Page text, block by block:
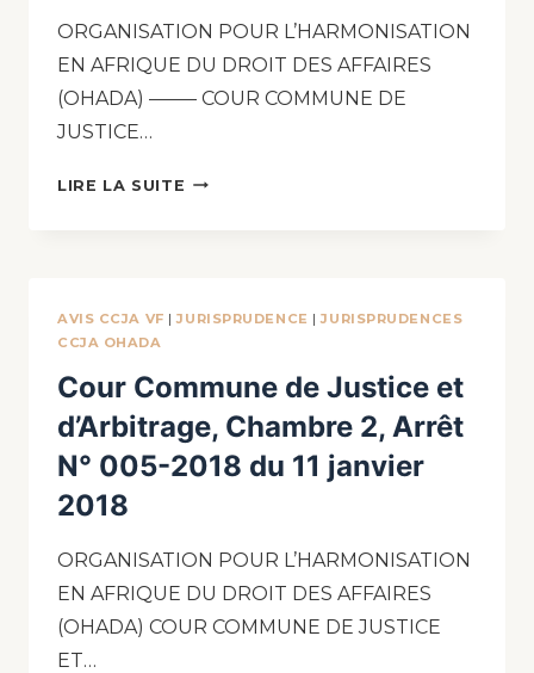
ORGANISATION POUR L’HARMONISATION
EN AFRIQUE DU DROIT DES AFFAIRES
(OHADA) ——– COUR COMMUNE DE
JUSTICE…
LIRE LA SUITE
AVIS CCJA VF |JURISPRUDENCE |JURISPRUDENCES
CCJA OHADA
Cour Commune de Justice et
d’Arbitrage, Chambre 2, Arrêt
N° 005-2018 du 11 janvier
2018
ORGANISATION POUR L’HARMONISATION
EN AFRIQUE DU DROIT DES AFFAIRES
(OHADA) COUR COMMUNE DE JUSTICE
ET…